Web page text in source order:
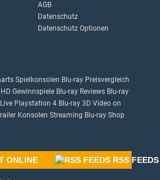
AGB
Datenschutz
Datenschutz Optionen
Spielkonsolen Blu-ray Preisvergleich
Gewinnspiele Blu-ray Reviews Blu-ray
Playstation 4 Blu-ray 3D Video on
Konsolen Streaming Blu-ray Shop
ONLINE RSS FEEDS